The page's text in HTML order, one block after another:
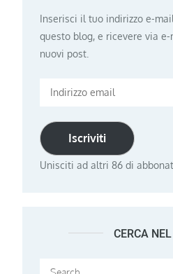
Inserisci il tuo indirizzo e-
questo blog, e ricevere via
nuovi post.
Indirizzo
Iscriviti
Unisciti ad altri 86 di
CERCA
Search